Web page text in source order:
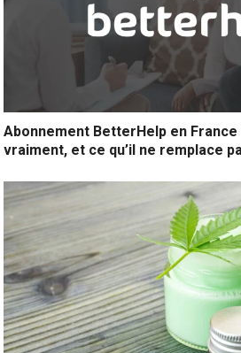
Abonnement BetterHelp en France
vraiment, et ce qu’il ne remplace